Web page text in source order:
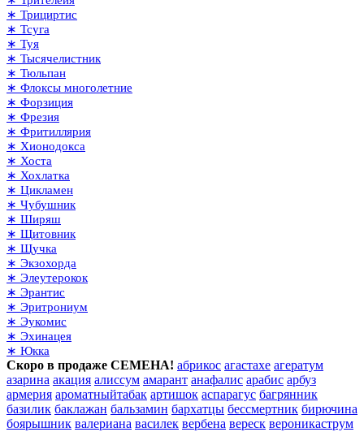
∗ Трициртис
∗ Тсуга
∗ Туя
∗ Тысячелистник
∗ Тюльпан
∗ Флоксы многолетние
∗ Форзиция
∗ Фрезия
∗ Фритиллярия
∗ Хионодокса
∗ Хоста
∗ Хохлатка
∗ Цикламен
∗ Чубушник
∗ Ширяш
∗ Щитовник
∗ Щучка
∗ Экзохорда
∗ Элеутерокок
∗ Эрантис
∗ Эритрониум
∗ Эукомис
∗ Эхинацея
∗ Юкка
Скоро в продаже СЕМЕНА! абрикос агастахе агератум
азарина акация алиссум амарант анафалис арабис арбуз
армерия ароматныйтабак артишок аспарагус багрянник
базилик баклажан бальзамин бархатцы бессмертник бирючина
боярышник валериана василек вербена вереск вероникаструм